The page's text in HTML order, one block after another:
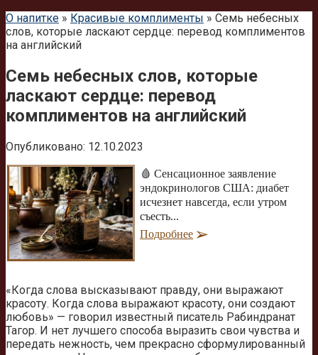
О напитке » Красивые комплименты » Семь небесных
слов, которые ласкают сердце: перевод комплиментов
на английский
Семь небесных слов, которые
ласкают сердце: перевод
комплиментов на английский
Опубликовано: 12.10.2023
🩸 Сенсационное заявление
эндокринологов США: диабет
исчезнет навсегда, если утром
съесть...
Подробнее
«Когда слова высказывают правду, они выражают
красоту. Когда слова выражают красоту, они создают
любовь» — говорил известный писатель Рабиндранат
Тагор. И нет лучшего способа выразить свои чувства и
передать нежность, чем прекрасно сформулированный